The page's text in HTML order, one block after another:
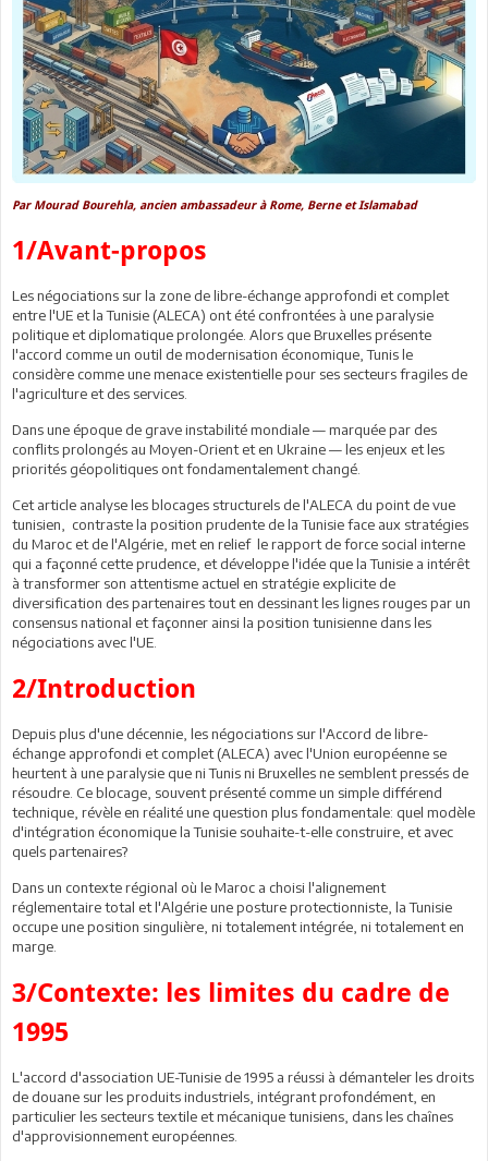
Par Mourad Bourehla, ancien ambassadeur à Rome, Berne et Islamabad
1/Avant-propos
Les négociations sur la zone de libre-échange approfondi et complet
entre l'UE et la Tunisie (ALECA) ont été confrontées à une paralysie
politique et diplomatique prolongée. Alors que Bruxelles présente
l'accord comme un outil de modernisation économique, Tunis le
considère comme une menace existentielle pour ses secteurs fragiles de
l'agriculture et des services.
Dans une époque de grave instabilité mondiale — marquée par des
conflits prolongés au Moyen-Orient et en Ukraine — les enjeux et les
priorités géopolitiques ont fondamentalement changé.
Cet article analyse les blocages structurels de l'ALECA du point de vue
tunisien, contraste la position prudente de la Tunisie face aux stratégies
du Maroc et de l'Algérie, met en relief le rapport de force social interne
qui a façonné cette prudence, et développe l'idée que la Tunisie a intérêt
à transformer son attentisme actuel en stratégie explicite de
diversification des partenaires tout en dessinant les lignes rouges par un
consensus national et façonner ainsi la position tunisienne dans les
négociations avec l'UE.
2/Introduction
Depuis plus d'une décennie, les négociations sur l'Accord de libre-
échange approfondi et complet (ALECA) avec l'Union européenne se
heurtent à une paralysie que ni Tunis ni Bruxelles ne semblent pressés de
résoudre. Ce blocage, souvent présenté comme un simple différend
technique, révèle en réalité une question plus fondamentale: quel modèle
d'intégration économique la Tunisie souhaite-t-elle construire, et avec
quels partenaires?
Dans un contexte régional où le Maroc a choisi l'alignement
réglementaire total et l'Algérie une posture protectionniste, la Tunisie
occupe une position singulière, ni totalement intégrée, ni totalement en
marge.
3/Contexte: les limites du cadre de
1995
L'accord d'association UE-Tunisie de 1995 a réussi à démanteler les droits
de douane sur les produits industriels, intégrant profondément, en
particulier les secteurs textile et mécanique tunisiens, dans les chaînes
d'approvisionnement européennes.